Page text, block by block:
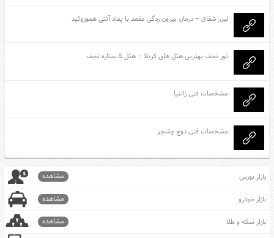
لیزر شقاق – درمان بیرون زدگی مقعد با پماد آنتی هموروئید
تور نجف بهترین هتل های کربلا – هتل ۵ ستاره نجف
مشخصات فنی زانتیا
مشخصات فنی دوج چلنجر
بازار بورس مشاهده
بازار خودرو مشاهده
بازار سکه و طلا مشاهده